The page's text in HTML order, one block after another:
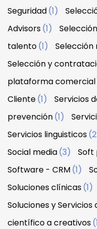
Seguridad(1)
Advisors(1)
talento(1) Selección
Selección y
plataforma comercial
Cliente(1) Servicios
prevención(1)
Servicios linguisticos
Social media(3) Soft
Software - CRM(1)
Soluciones clínicas(1)
Soluciones y
científico a creativos